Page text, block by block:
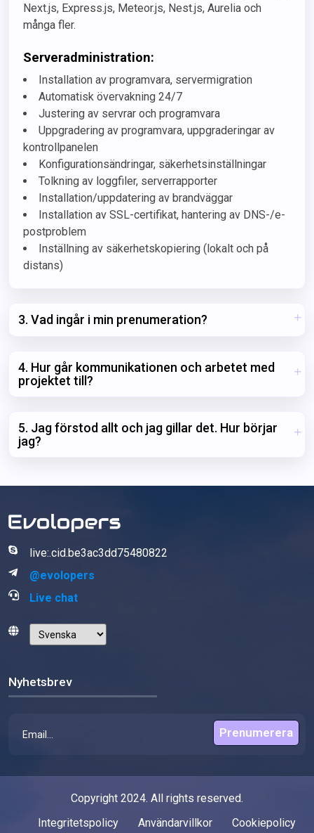
Next.js, Express.js, Meteor.js, Nest.js, Aurelia och
många fler.
Serveradministration:
Installation av programvara, servermigration
Automatisk övervakning 24/7
Justering av servrar och programvara
Uppgradering av programvara, uppgraderingar av
kontrollpanelen
Konfigurationsändringar, säkerhetsinställningar
Tolkning av loggfiler, serverrapporter
Installation/uppdatering av brandväggar
Installation av SSL-certifikat, hantering av DNS-/e-
postproblem
Inställning av säkerhetskopiering (lokalt och på
distans)
3. Vad ingår i min prenumeration?
4. Hur går kommunikationen och arbetet med
projektet till?
5. Jag förstod allt och jag gillar det. Hur börjar
jag?
live:.cid.be3ac3dd75480822
@evolopers
Live chat
Nyhetsbrev
Prenumerera
Copyright 2024. All rights reserved.
Integritetspolicy
Användarvillkor Cookiepolicy